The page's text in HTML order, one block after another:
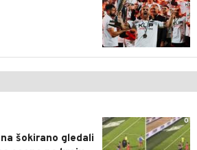
0
šokirano gledali